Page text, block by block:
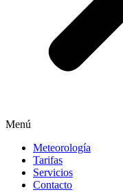
Menú
Meteorología
Tarifas
Servicios
Contacto